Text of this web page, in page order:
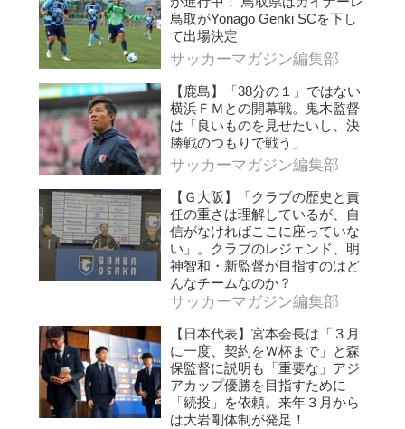
鳥取がYonago Genki SCを下し
て出場決定
サッカーマガジン編集部
【鹿島】「38分の１」ではない
横浜ＦＭとの開幕戦。鬼木監督
は「良いものを見せたいし、決
勝戦のつもりで戦う」
サッカーマガジン編集部
【Ｇ大阪】「クラブの歴史と責
任の重さは理解しているが、自
信がなければここに座っていな
い」。クラブのレジェンド、明
神智和・新監督が目指すのはど
んなチームなのか？
サッカーマガジン編集部
【日本代表】宮本会長は「３月
に一度、契約をＷ杯まで」と森
保監督に説明も「重要な」アジ
アカップ優勝を目指すために
「続投」を依頼。来年３月から
は大岩剛体制が発足！